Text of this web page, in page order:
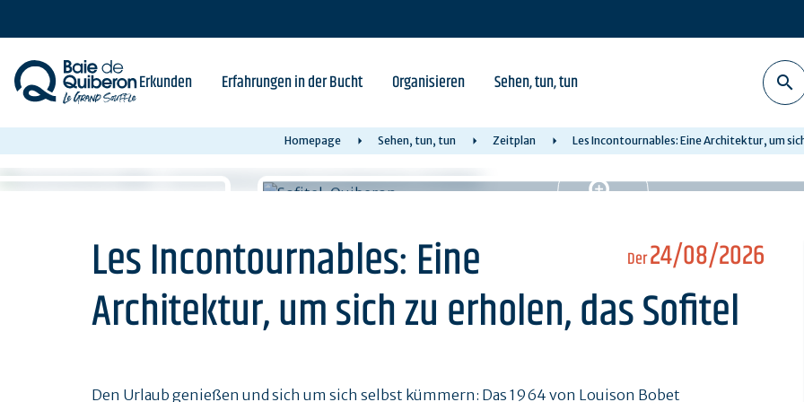
content
Erkunden Erfahrungen in der Bucht Organisieren Sehen, tun, tun
Homepage Sehen, tun, tun Zeitplan Les Incontournables: Eine Architektur, um
Der24/08/2026
Les Incontournables: Eine
Architektur, um sich zu erholen, das Sofitel
Den Urlaub genießen und sich um sich selbst kümmern: Das 1964 von Louison Bobet